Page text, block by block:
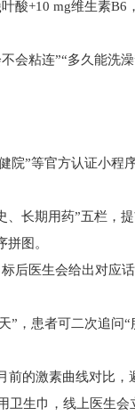
酸+10 mg维生素B6
会粘连”“多久能洗
院”等官方认证小程
长期用药”五栏，
图。
后医生会给出对应
”，患者可二次追问
的激素曲线对比，
生巾，线上医生会